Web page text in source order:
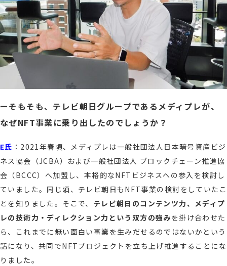
ーそもそも、テレビ朝日グループであるメディプレが、
なぜNFT事業に乗り出したのでしょうか？
E氏 ：2021年春頃、メディプレは一般社団法人日本暗号資産ビジ
ネス協会（JCBA）および一般社団法人 ブロックチェーン推進協
会（BCCC）へ加盟し、本格的なNFTビジネスへの参入を検討し
ていました。同じ頃、テレビ朝日もNFT事業の検討をしていたこ
とを知りました。そこで、 テレビ朝日のコンテンツ力、メディプ
レの技術力・ディレクション力という双方の強みを掛け合わせた
ら、これまでに無い面白い事業を生みだせるのではないかという
話になり、共同でNFTプロジェクトを立ち上げ推進することにな
りました。